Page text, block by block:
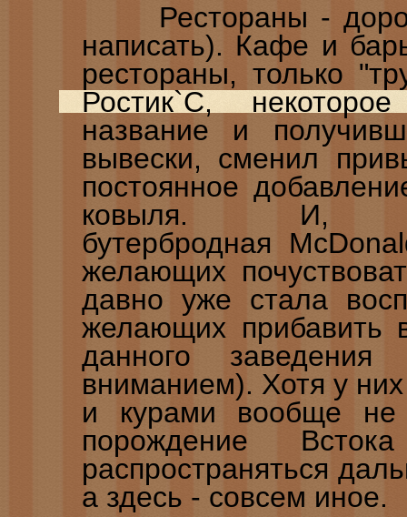
Рестораны -
написать). Кафе и
рестораны, только
Ростик`С,
название и
вывески, сменил
постоянное
ковыля. И,
бутербродная
желающих
давно уже стала
желающих прибавить
данного
вниманием). Хотя у
и курами вообще не
порождение
распространяться
а здесь - совсем иное.